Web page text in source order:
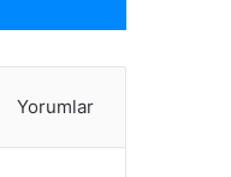
Yorumlar